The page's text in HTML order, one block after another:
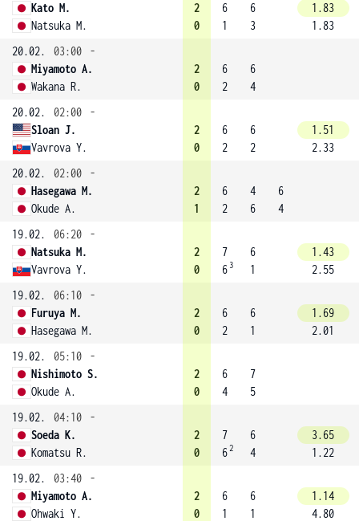
Kato M.
Natsuka M.
2
0
6
1
6
3
1.83
1.83
20.02.
03:00
-
Miyamoto A.
Wakana R.
2
0
6
2
6
4
20.02.
02:00
-
Sloan J.
Vavrova Y.
2
0
6
2
6
2
1.51
2.33
20.02.
02:00
-
Hasegawa M.
Okude A.
2
1
6
2
4
6
6
4
19.02.
06:20
-
Natsuka M.
Vavrova Y.
2
0
7
6 3
6
1
1.43
2.55
19.02.
06:10
-
Furuya M.
Hasegawa M.
2
0
6
2
6
1
1.69
2.01
19.02.
05:10
-
Nishimoto S.
Okude A.
2
0
6
4
7
5
19.02.
04:10
-
Soeda K.
Komatsu R.
2
0
7
62
6
4
3.65
1.22
19.02.
03:40
-
Miyamoto A.
Ohwaki Y.
2
0
6
1
6
1
1.14
4.80